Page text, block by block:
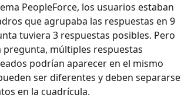
PeopleForce, los usuarios estaban
que agrupaba las respuestas en 9
tuviera 3 respuestas posibles. Pero
pregunta, múltiples respuestas
podrían aparecer en el mismo
ser diferentes y deben separarse
en la cuadrícula.